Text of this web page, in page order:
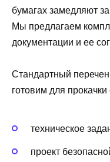
бумагах замедляют
Мы предлагаем
документации и ее
Стандартный
готовим для
техническое
проект